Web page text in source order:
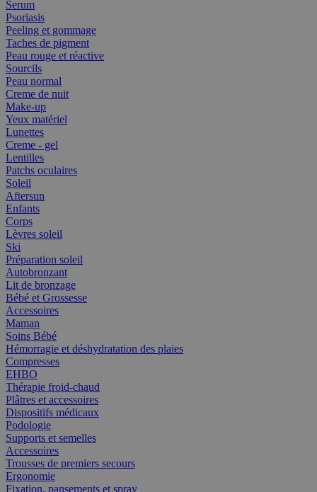
Serum
Psoriasis
Peeling et gommage
Taches de pigment
Peau rouge et réactive
Sourcils
Peau normal
Creme de nuit
Make-up
Yeux matériel
Lunettes
Creme - gel
Lentilles
Patchs oculaires
Soleil
Aftersun
Enfants
Corps
Lèvres soleil
Ski
Préparation soleil
Autobronzant
Lit de bronzage
Bébé et Grossesse
Accessoires
Maman
Soins Bébé
Hémorragie et déshydratation des plaies
Compresses
EHBO
Thérapie froid-chaud
Plâtres et accessoires
Dispositifs médicaux
Podologie
Supports et semelles
Accessoires
Trousses de premiers secours
Ergonomie
Fixation, pansements et spray